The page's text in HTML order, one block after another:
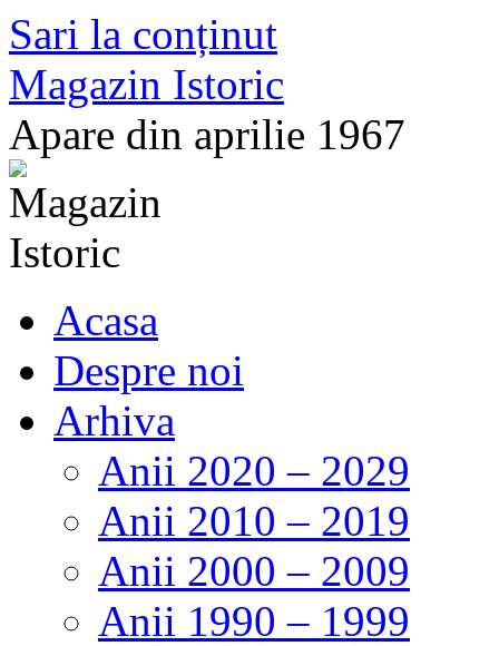
Sari la conținut
Magazin Istoric
Apare din aprilie 1967
Acasa
Despre noi
Arhiva
Anii 2020 – 2029
Anii 2010 – 2019
Anii 2000 – 2009
Anii 1990 – 1999